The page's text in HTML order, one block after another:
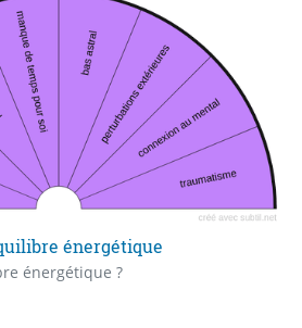
énergétique
énergétique ?